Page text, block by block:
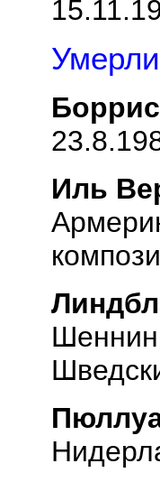
Умерли
Боррис
Иль